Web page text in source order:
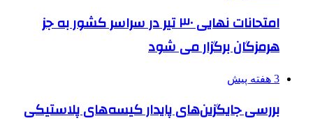
امتحانات نهایی ۳۰ تیر در سراسر کشور به جز
هرمزگان برگزار می شود
3 هفته پیش
بررسی جایگزین‌های پایدار کیسه‌های پلاستیکی